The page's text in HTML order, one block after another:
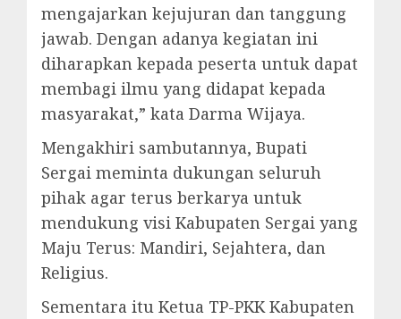
mengajarkan kejujuran dan tanggung
jawab. Dengan adanya kegiatan ini
diharapkan kepada peserta untuk dapat
membagi ilmu yang didapat kepada
masyarakat,” kata Darma Wijaya.
Mengakhiri sambutannya, Bupati
Sergai meminta dukungan seluruh
pihak agar terus berkarya untuk
mendukung visi Kabupaten Sergai yang
Maju Terus: Mandiri, Sejahtera, dan
Religius.
Sementara itu Ketua TP-PKK Kabupaten